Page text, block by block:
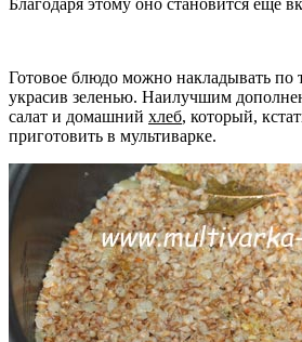
Готовое блюдо можно накладывать по
украсив зеленью. Наилучшим
салат и домашний хлеб, который,
приготовить в мультиварке.